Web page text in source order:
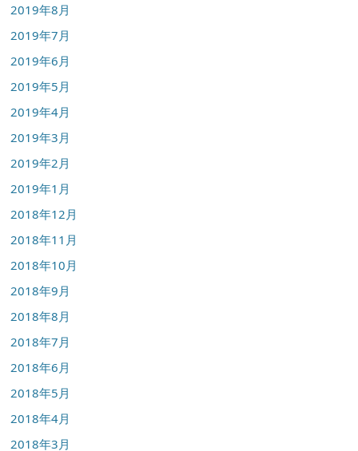
2019年8月
2019年7月
2019年6月
2019年5月
2019年4月
2019年3月
2019年2月
2019年1月
2018年12月
2018年11月
2018年10月
2018年9月
2018年8月
2018年7月
2018年6月
2018年5月
2018年4月
2018年3月